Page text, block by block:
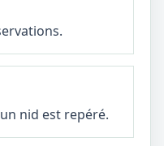
nid est repéré.